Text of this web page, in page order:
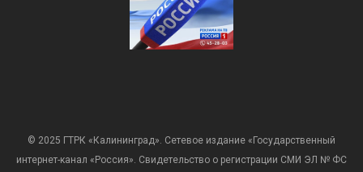
© 2025 ГТРК «Калининград». Сетевое издание «Государственный
интернет-канал «Россия». Свидетельство о регистрации СМИ ЭЛ № ФС